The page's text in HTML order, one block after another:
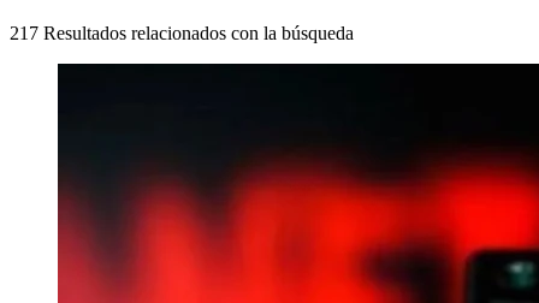
217 Resultados relacionados con la búsqueda